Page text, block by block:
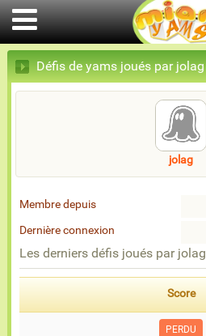
Défis de yams joués par jolag
jolag
Membre depuis
Dernière connexion
Les derniers défis joués par jolag
Score
PERDU